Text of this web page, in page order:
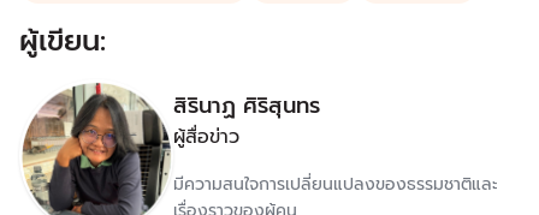
ผู้เขียน:
สิรินาฏ ศิริสุนทร
ผู้สื่อข่าว
มีความสนใจการเปลี่ยนแปลงของธรรมชาติและ